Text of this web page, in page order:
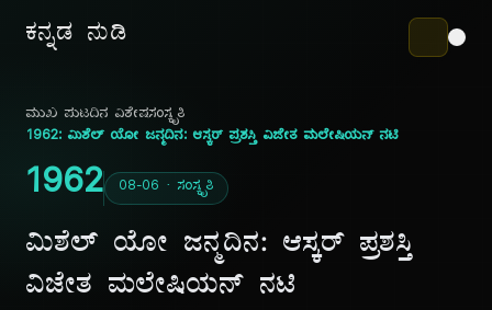
ಕನ್ನಡ ನುಡಿ
ಮುಖ ಪುಟದಿನ ವಿಶೇಷಸಂಸ್ಕೃತಿ
1962: ಮಿಶೆಲ್ ಯೋ ಜನ್ಮದಿನ: ಆಸ್ಕರ್ ಪ್ರಶಸ್ತಿ ವಿಜೇತ ಮಲೇಷಿಯನ್ ನಟಿ
1962 08-06 · ಸಂಸ್ಕೃತಿ
ಮಿಶೆಲ್ ಯೋ ಜನ್ಮದಿನ: ಆಸ್ಕರ್ ಪ್ರಶಸ್ತಿ
ವಿಜೇತ ಮಲೇಷಿಯನ್ ನಟಿ